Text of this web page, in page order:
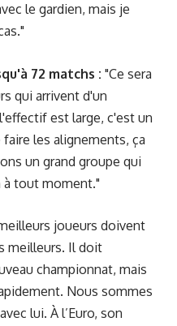
le gardien, mais je
72 matchs : "Ce sera
qui arrivent d'un
est large, c'est un
les alignements, ça
un grand groupe qui
tout moment."
joueurs doivent
meilleurs. Il doit
championnat, mais
Nous sommes
lui. À l’Euro, son